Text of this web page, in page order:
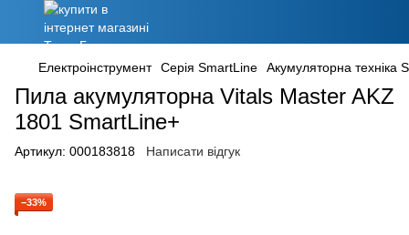
Електроінструмент Серія SmartLine Акумуляторна техніка
Пила акумуляторна Vitals Master AKZ
1801 SmartLine+
Артикул: 000183818 Написати відгук
−33%